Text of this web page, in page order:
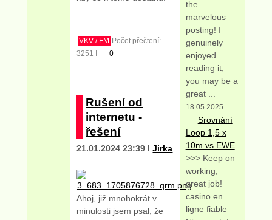
VKV / FM
Počet přečtení:
3251 I
0
Rušení od
internetu -
řešení
21.01.2024 23:39 IJirka
Ahoj, již mnohokrát v
minulosti jsem psal, že
the
marvelous
posting! I
genuinely
enjoyed
reading it,
you may be a
great ...
18.05.2025
Srovnání
Loop 1,5 x
10m vs EWE
>>> Keep on
working,
great job!
casino en
ligne fiable